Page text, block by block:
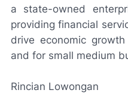
a state-owned
providing financial
drive economic
and for small medium
Rincian Lowongan